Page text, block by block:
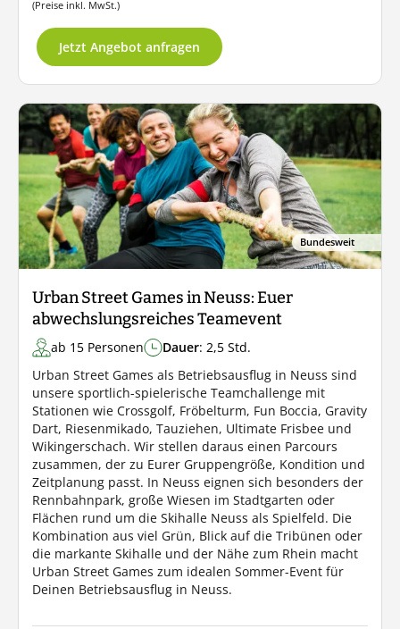
(Preise inkl. MwSt.)
Jetzt Angebot anfragen
Bundesweit
Urban Street Games in Neuss: Euer
abwechslungsreiches Teamevent
ab 15 Personen Dauer: 2,5 Std.
Urban Street Games als Betriebsausflug in Neuss sind
unsere sportlich-spielerische Teamchallenge mit
Stationen wie Crossgolf, Fröbelturm, Fun Boccia, Gravity
Dart, Riesenmikado, Tauziehen, Ultimate Frisbee und
Wikingerschach. Wir stellen daraus einen Parcours
zusammen, der zu Eurer Gruppengröße, Kondition und
Zeitplanung passt. In Neuss eignen sich besonders der
Rennbahnpark, große Wiesen im Stadtgarten oder
Flächen rund um die Skihalle Neuss als Spielfeld. Die
Kombination aus viel Grün, Blick auf die Tribünen oder
die markante Skihalle und der Nähe zum Rhein macht
Urban Street Games zum idealen Sommer-Event für
Deinen Betriebsausflug in Neuss.